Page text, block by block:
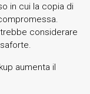
in cui la copia di
considerare
aumenta il